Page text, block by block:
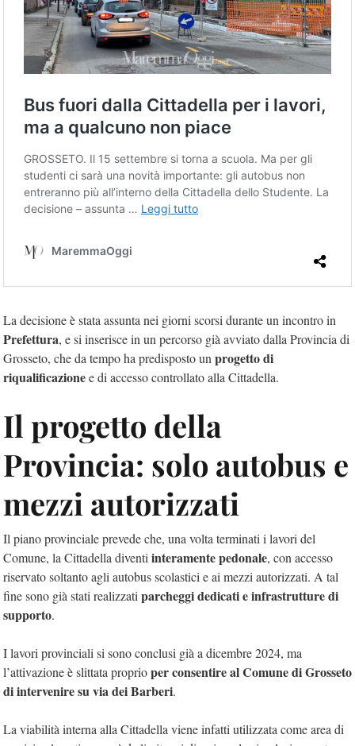
La decisione è stata assunta nei giorni scorsi durante un incontro in
Prefettura, e si inserisce in un percorso già avviato dalla Provincia di
Grosseto, che da tempo ha predisposto un progetto di
riqualificazionee di accesso controllato alla Cittadella.
Il progetto della
Provincia: solo autobus e
mezzi autorizzati
Il piano provinciale prevede che, una volta terminati i lavori del
Comune, la Cittadella diventi interamente pedonale, con accesso
riservato soltanto agli autobus scolastici e ai mezzi autorizzati. A tal
fine sono già stati realizzati parcheggi dedicati e infrastrutture di
supporto.
I lavori provinciali si sono conclusi già a dicembre 2024, ma
l’attivazione è slittata proprioper consentire al Comune di Grosseto
di intervenire su via dei Barberi.
La viabilità interna alla Cittadella viene infatti utilizzata come area di